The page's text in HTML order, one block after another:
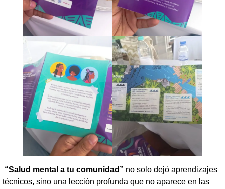
“Salud mental a tu comunidad” no solo dejó aprendizajes
técnicos, sino una lección profunda que no aparece en las